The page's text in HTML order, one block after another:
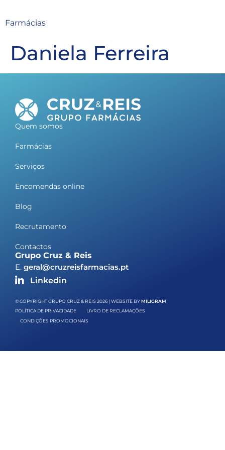
Farmácias
Daniela Ferreira
Quem somos
Farmácias
Serviços
Encomendas online
Blog
Recrutamento
Contactos
Grupo Cruz & Reis
E. geral@cruzreisfarmacias.pt
Linkedin
© COPYRIGHT GRUPO CRUZ & REIS 2026 | WEBSITE BYMILIGRAM
POLÍTICA DE PRIVACIDADE
LIVRO DE RECLAMAÇÕES
CONDIÇÕES PROMOCIONAIS